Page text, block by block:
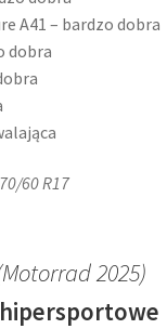
A41 – bardzo dobra
dobra
60 R17
2025)